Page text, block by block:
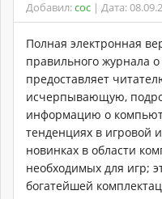
Добавил:coc | Дата:
Полная электронная
правильного журнала
предоставляет
исчерпывающую,
информацию о
тенденциях в игровой
новинках в области
необходимых для игр;
богатейшей